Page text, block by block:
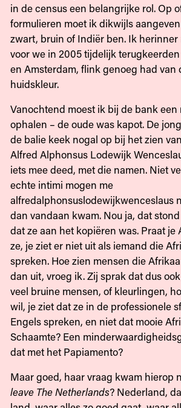
in de census een belangrijke rol. Op
formulieren moet ik dikwijls
zwart, bruin of Indiër ben. Ik herinner
voor we in 2005 tijdelijk
en Amsterdam, flink genoeg had van
huidskleur.
Vanochtend moest ik bij de bank
ophalen – de oude was kapot. De
de balie keek nogal op bij het zien
Alfred Alphonsus Lodewijk
iets mee deed, met die namen. Niet
echte intimi mogen me
alfredalphonsuslodewijkwenceslaus
dan vandaan kwam. Nou ja, dat
dat ze aan het kopiëren was. Praat je
ze, je ziet er niet uit als iemand die
spreken. Hoe zien mensen die
dan uit, vroeg ik. Zij sprak dat dus
veel bruine mensen, of kleurlingen,
wil, je ziet dat ze in de professionele
Engels spreken, en niet dat mooie
Schaamte? Een
dat met het Papiamento?
Maar goed, haar vraag kwam hierop
leave The Netherlands? Nederland,